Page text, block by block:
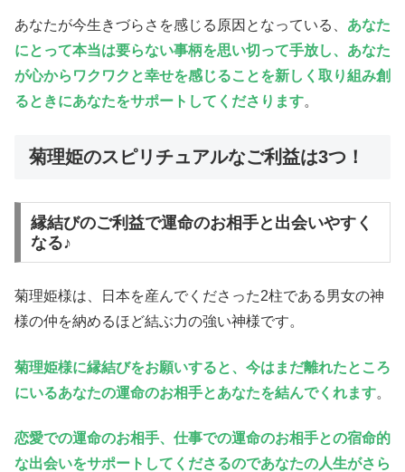
あなたが今生きづらさを感じる原因となっている、 あなた
にとって本当は要らない事柄を思い切って手放し、あなた
が心からワクワクと幸せを感じることを新しく取り組み創
るときにあなたをサポートしてくださります。
菊理姫のスピリチュアルなご利益は3つ！
縁結びのご利益で運命のお相手と出会いやすく
なる♪
菊理姫様は、日本を産んでくださった2柱である男女の神
様の仲を納めるほど結ぶ力の強い神様です。
菊理姫様に縁結びをお願いすると、今はまだ離れたところ
にいるあなたの運命のお相手とあなたを結んでくれます。
恋愛での運命のお相手、仕事での運命のお相手との宿命的
な出会いをサポートしてくださるのであなたの人生がさら